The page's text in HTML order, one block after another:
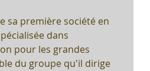
sa première société en
dans
pour les grandes
du groupe qu'il dirige